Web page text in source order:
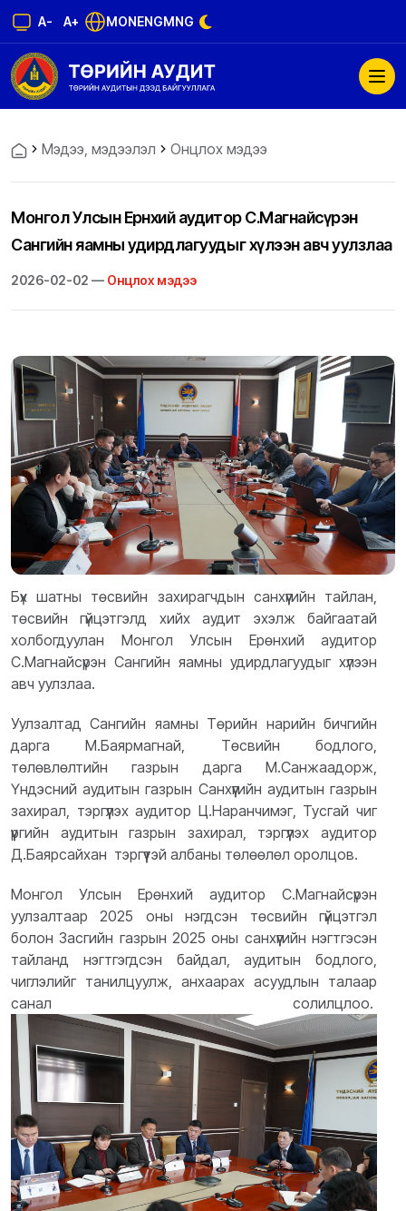
A- A+ MONENGMNG
Мэдээ, мэдээлэл Онцлох мэдээ
Монгол Улсын Ерөнхий аудитор С.Магнайсүрэн
Сангийн яамны удирдлагуудыг хүлээн авч уулзлаа
2026-02-02 — Онцлох мэдээ
Бүх шатны төсвийн захирагчдын санхүүгийн тайлан,
төсвийн гүйцэтгэлд хийх аудит эхэлж байгаатай
холбогдуулан Монгол Улсын Ерөнхий аудитор
С.Магнайсүрэн Сангийн яамны удирдлагуудыг хүлээн
авч уулзлаа.
Уулзалтад Сангийн яамны Төрийн нарийн бичгийн
дарга М.Баярмагнай, Төсвийн бодлого,
төлөвлөлтийн газрын дарга М.Санжаадорж,
Үндэсний аудитын газрын Санхүүгийн аудитын газрын
захирал, тэргүүлэх аудитор Ц.Наранчимэг, Тусгай чиг
үүргийн аудитын газрын захирал, тэргүүлэх аудитор
Д.Баярсайхан тэргүүтэй албаны төлөөлөл оролцов.
Монгол Улсын Ерөнхий аудитор С.Магнайсүрэн
уулзалтаар 2025 оны нэгдсэн төсвийн гүйцэтгэл
болон Засгийн газрын 2025 оны санхүүгийн нэгтгэсэн
тайланд нэгтгэгдсэн байдал, аудитын бодлого,
чиглэлийг танилцуулж, анхаарах асуудлын талаар
санал солилцлоо.